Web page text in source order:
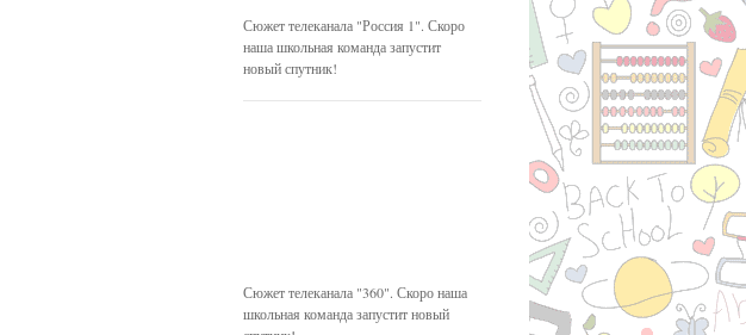
Сюжет телеканала "Россия 1". Скоро
наша школьная команда запустит
новый спутник!
Сюжет телеканала "360". Скоро наша
школьная команда запустит новый